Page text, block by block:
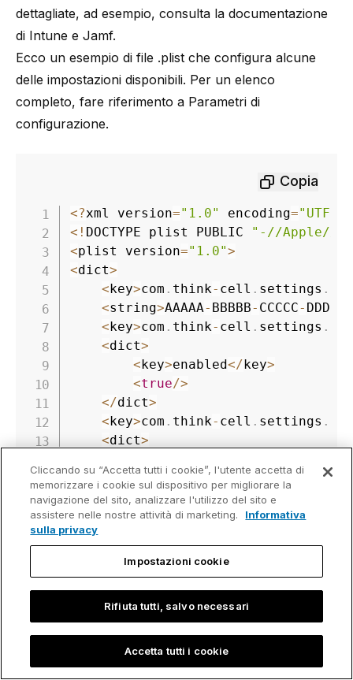
dettagliate, ad esempio, consulta la documentazione
di Intune e Jamf.
Ecco un esempio di file .plist che configura alcune
delle impostazioni disponibili. Per un elenco
completo, fare riferimento a Parametri di
configurazione.
Copia
<?xml version="1.0" encoding="UTF-8"
< ! DOCTYPE plist PUBLIC
"-//Apple//
<plist version="1.0">
<dict>
<key>com . think- cell . settings .
<string>AAAAA- BBBBB- CCCCC- DDDDD
<key>com . think- cell . settings .
<dict>
<key>enabled</key>
<true/>
</dict>
<key>com . think- cell . settings .
<dict>
< true/>
<key>DisableCanto </
<true />
dict
</dict>
plist>
Cliccando su “Accetta tutti i cookie”, l'utente accetta di
memorizzare i cookie sul dispositivo per migliorare la
navigazione del sito, analizzare l'utilizzo del sito e
assistere nelle nostre attività di marketing.
Informativa
sulla privacy
Impostazioni cookie
Rifiuta tutti, salvo necessari
Accetta tutti i cookie